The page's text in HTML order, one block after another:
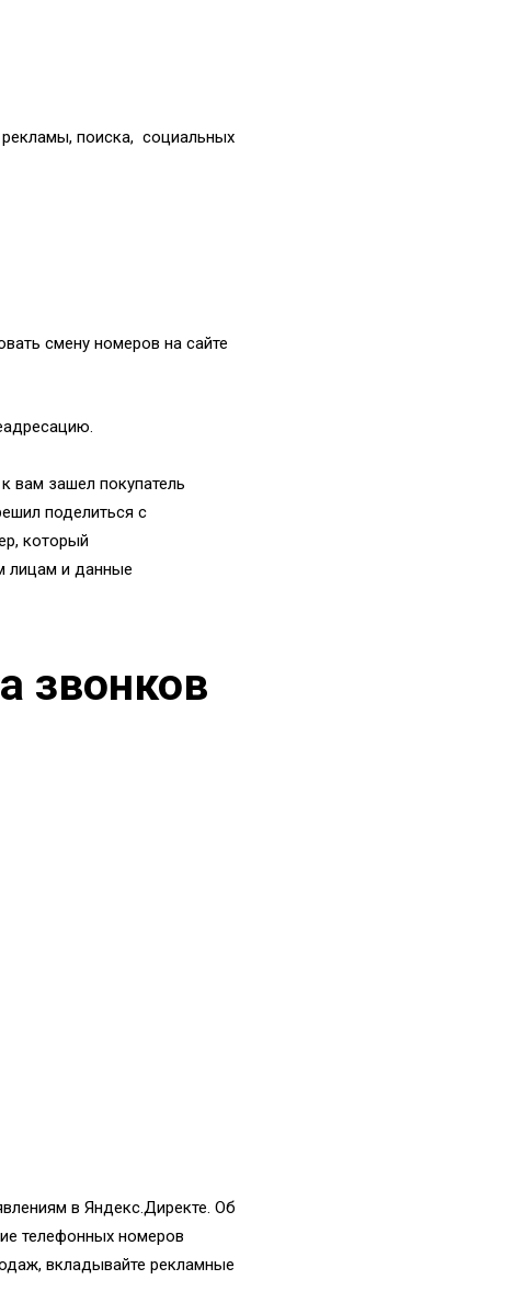
поиска, социальных
смену номеров на сайте
вам зашел покупатель
поделиться с
который
лицам и данные
звонков
в Яндекс.Директе. Об
телефонных номеров
вкладывайте рекламные